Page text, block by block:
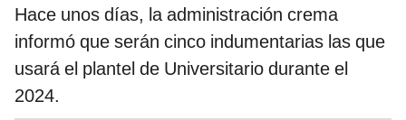
Hace unos días, la administración crema
informó que serán cinco indumentarias las que
usará el plantel de Universitario durante el
2024.